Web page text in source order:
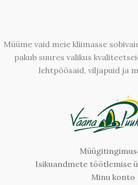
Müüme vaid meie kliimasse
pakub suures valikus
lehtpõõsaid, viljapuid ja
Isikuandmete töötlemise
Minu konto